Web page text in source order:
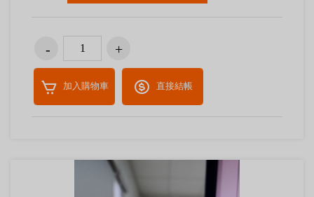
加入購物車 直接結帳